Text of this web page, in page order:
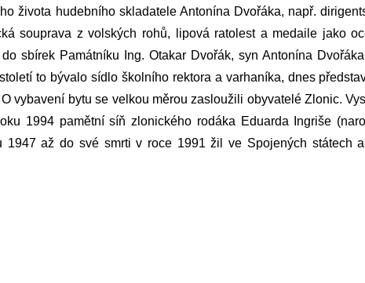
života hudebního skladatele Antonína Dvořáka, např.
souprava z volských rohů, lipová ratolest a medaile jako
sbírek Památníku Ing. Otakar Dvořák, syn Antonína Dvořáka
to bývalo sídlo školního rektora a varhaníka, dnes
vybavení bytu se velkou měrou zasloužili obyvatelé Zlonic.
1994 pamětní síň zlonického rodáka Eduarda Ingriše
až do své smrti v roce 1991 žil ve Spojených státech